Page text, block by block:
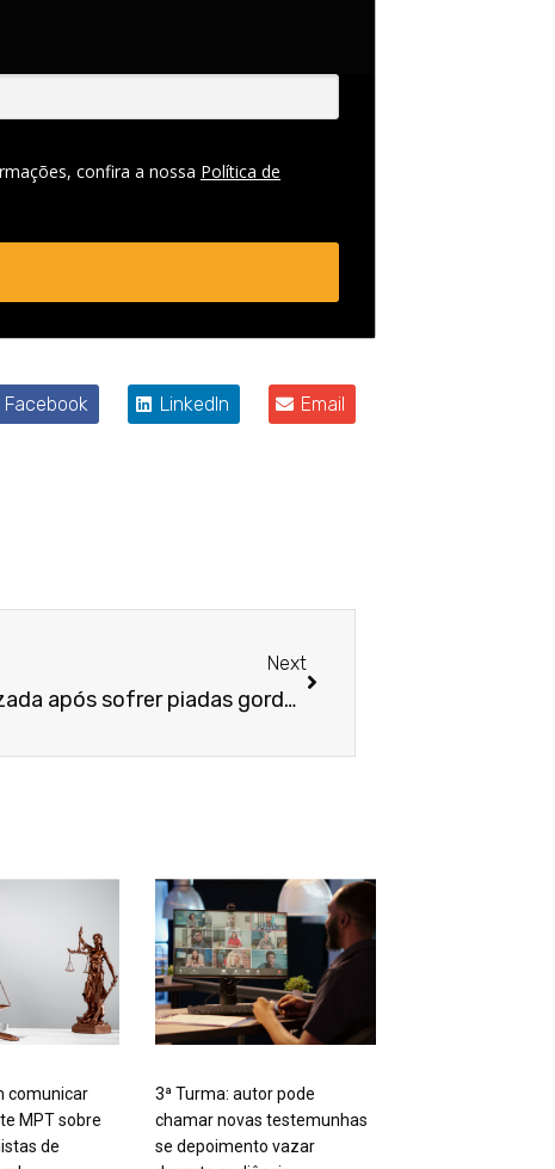
confira a nossa Política de
Facebook LinkedIn Email
Next
Trabalhadora será indenizada após sofrer piadas gordofóbicas ao solicitar para ligar o ar-condicionado
comunicar
MPT sobre
de
3ª Turma: autor pode
chamar novas testemunhas
se depoimento vazar